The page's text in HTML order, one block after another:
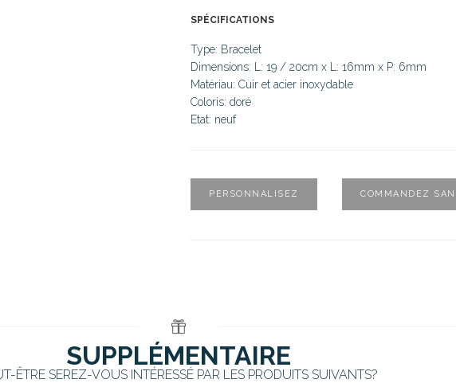
SPÉCIFICATIONS
Type: Bracelet
Dimensions: L: 19 / 20cm x L: 16mm x P: 6mm
Matériau: Cuir et acier inoxydable
Coloris: doré
Etat: neuf
PERSONNALISEZ COMMANDEZ
SUPPLÉMENTAIRE
ÊTRE SEREZ-VOUS INTÉRESSÉ PAR LES PRODUITS SUIVANTS?